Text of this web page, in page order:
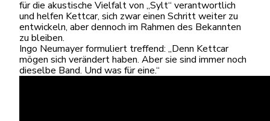
für die akustische Vielfalt von „Sylt“ verantwortlich
und helfen Kettcar, sich zwar einen Schritt weiter zu
entwickeln, aber dennoch im Rahmen des Bekannten
zu bleiben.
Ingo Neumayer formuliert treffend: „Denn Kettcar
mögen sich verändert haben. Aber sie sind immer noch
dieselbe Band. Und was für eine.“